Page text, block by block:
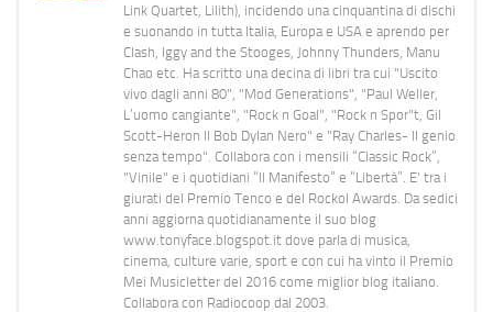
Link Quartet, Lilith), incidendo una cinquantina di dischi
e suonando in tutta Italia, Europa e USA e aprendo per
Clash, Iggy and the Stooges, Johnny Thunders, Manu
Chao etc. Ha scritto una decina di libri tra cui "Uscito
vivo dagli anni 80", "Mod Generations", "Paul Weller,
L’uomo cangiante", "Rock n Goal", "Rock n Spor"t, Gil
Scott-Heron Il Bob Dylan Nero" e "Ray Charles- Il genio
senza tempo". Collabora con i mensili “Classic Rock”,
"Vinile" e i quotidiani “Il Manifesto” e “Libertà”. E' tra i
giurati del Premio Tenco e del Rockol Awards. Da sedici
anni aggiorna quotidianamente il suo blog
www.tonyface.blogspot.it dove parla di musica,
cinema, culture varie, sport e con cui ha vinto il Premio
Mei Musicletter del 2016 come miglior blog italiano.
Collabora con Radiocoop dal 2003.